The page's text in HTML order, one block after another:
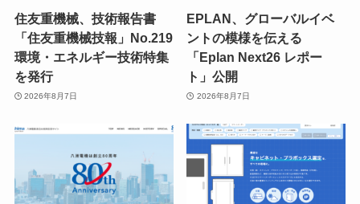
住友重機械、技術報告書
「住友重機械技報」No.219
環境・エネルギー技術特集
を発行
2026年8月7日
EPLAN、グローバルイベ
ントの模様を伝える
「Eplan Next26 レポー
ト」公開
2026年8月7日